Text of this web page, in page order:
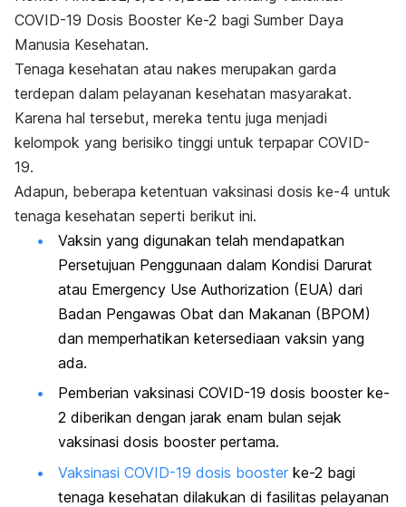
COVID-19 Dosis Booster Ke-2 bagi Sumber Daya
Manusia Kesehatan.
Tenaga kesehatan atau nakes merupakan garda
terdepan dalam pelayanan kesehatan masyarakat.
Karena hal tersebut, mereka tentu juga menjadi
kelompok yang berisiko tinggi untuk terpapar COVID-
19.
Adapun, beberapa ketentuan vaksinasi dosis ke-4 untuk
tenaga kesehatan seperti berikut ini.
Vaksin yang digunakan telah mendapatkan
Persetujuan Penggunaan dalam Kondisi Darurat
atau Emergency Use Authorization (EUA) dari
Badan Pengawas Obat dan Makanan (BPOM)
dan memperhatikan ketersediaan vaksin yang
ada.
Pemberian vaksinasi COVID-19 dosis booster ke-
2 diberikan dengan jarak enam bulan sejak
vaksinasi dosis booster pertama.
Vaksinasi COVID-19 dosis booster ke-2 bagi
tenaga kesehatan dilakukan di fasilitas pelayanan